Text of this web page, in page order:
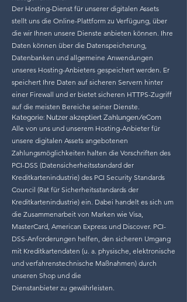
Der Hosting-Dienst für unserer digitalen Assets
stellt uns die Online-Plattform zu Verfügung, über
die wir Ihnen unsere Dienste anbieten können. Ihre
Daten können über die Datenspeicherung,
Datenbanken und allgemeine Anwendungen
unseres Hosting-Anbieters gespeichert werden. Er
speichert Ihre Daten auf sicheren Servern hinter
einer Firewall und er bietet sicheren HTTPS-Zugriff
auf die meisten Bereiche seiner Dienste.
Kategorie: Nutzer akzeptiert Zahlungen/eCom
Alle von uns und unserem Hosting-Anbieter für
unsere digitalen Assets angebotenen
Zahlungsmöglichkeiten halten die Vorschriften des
PCI-DSS (Datensicherheitsstandard der
Kreditkartenindustrie) des PCI Security Standards
Council (Rat für Sicherheitsstandards der
Kreditkartenindustrie) ein. Dabei handelt es sich um
die Zusammenarbeit von Marken wie Visa,
MasterCard, American Express und Discover. PCI-
DSS-Anforderungen helfen, den sicheren Umgang
mit Kreditkartendaten (u. a. physische, elektronische
und verfahrenstechnische Maßnahmen) durch
unseren Shop und die
Dienstanbieter zu gewährleisten.